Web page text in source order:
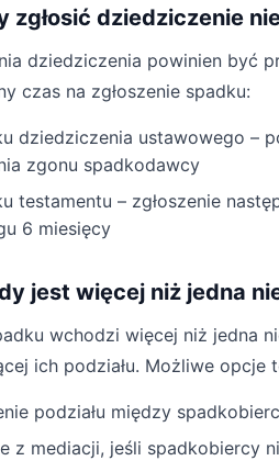
zgłosić dziedziczenie
dziedziczenia powinien być
czas na zgłoszenie spadku:
dziedziczenia ustawowego –
zgonu spadkodawcy
testamentu – zgłoszenie
6 miesięcy
jest więcej niż jedna
wchodzi więcej niż jedna
ich podziału. Możliwe opcje
podziału między
z mediacji, jeśli spadkobiercy